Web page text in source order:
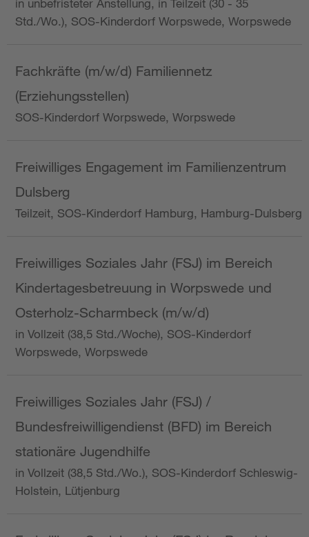
in unbefristeter Anstellung, in Teilzeit (30 - 35
Std./Wo.), SOS-Kinderdorf Worpswede, Worpswede
Fachkräfte (m/w/d) Familiennetz
(Erziehungsstellen)
SOS-Kinderdorf Worpswede, Worpswede
Freiwilliges Engagement im Familienzentrum
Dulsberg
Teilzeit, SOS-Kinderdorf Hamburg, Hamburg-Dulsberg
Freiwilliges Soziales Jahr (FSJ) im Bereich
Kindertagesbetreuung in Worpswede und
Osterholz-Scharmbeck (m/w/d)
in Vollzeit (38,5 Std./Woche), SOS-Kinderdorf
Worpswede, Worpswede
Freiwilliges Soziales Jahr (FSJ) /
Bundesfreiwilligendienst (BFD) im Bereich
stationäre Jugendhilfe
in Vollzeit (38,5 Std./Wo.), SOS-Kinderdorf Schleswig-
Holstein, Lütjenburg